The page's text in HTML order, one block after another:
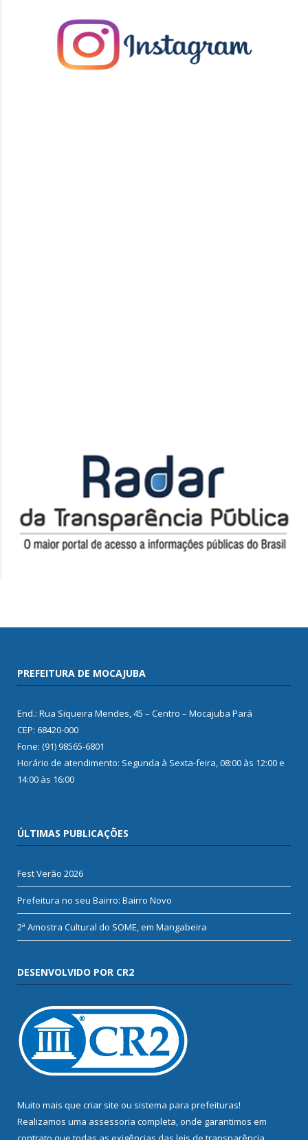
PREFEITURA DE MOCAJUBA
End.: Rua Siqueira Mendes, 45 – Centro – Mocajuba Pará
CEP: 68420-000
Fone: (91) 98565-6801
Horário de atendimento: Segunda à Sexta-feira, 08:00 às 12:00 e
14:00 às 16:00
ÚLTIMAS PUBLICAÇÕES
Fest Verão 2026
Prefeitura no seu Bairro: Bairro Novo
2ª Amostra Cultural do SOME, em Mangabeira
DESENVOLVIDO POR CR2
Muito mais que criar site ou sistema para prefeituras!
Realizamos uma assessoria completa, onde garantimos em